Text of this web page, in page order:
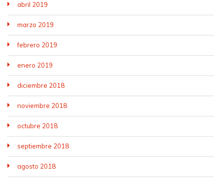
abril 2019
marzo 2019
febrero 2019
enero 2019
diciembre 2018
noviembre 2018
octubre 2018
septiembre 2018
agosto 2018